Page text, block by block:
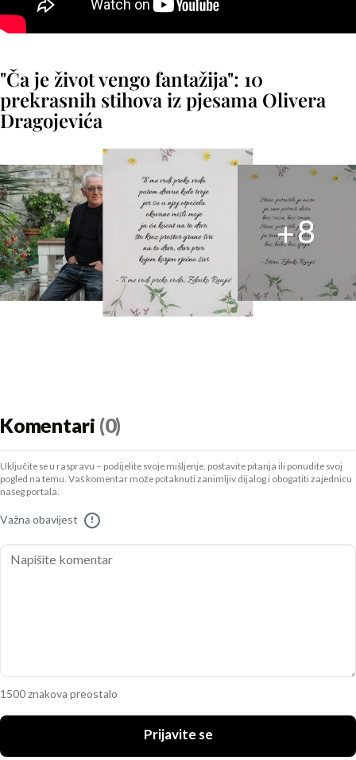
"Ča je život vengo fantažija": 10
prekrasnih stihova iz pjesama Olivera
Dragojevića
+8
Komentari (0)
Uključite se u raspravu – podijelite svoje mišljenje, postavite pitanja ili ponudite svoj
pogled na temu. Vaš komentar može potaknuti zanimljiv dijalog i obogatiti zajednicu
našeg portala.
Važna obavijest !
1500 znakova preostalo
Prijavite se